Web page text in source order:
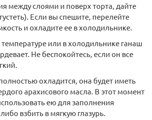
между слоями и поверх торта, дайте
Если вы спешите, перелейте
и охладите ее в холодильнике.
или в холодильнике ганаш
Не беспокойтесь, если он все
охладится, она будет иметь
арахисового масла. В этот момент
ею для заполнения
взбить в мягкую глазурь.